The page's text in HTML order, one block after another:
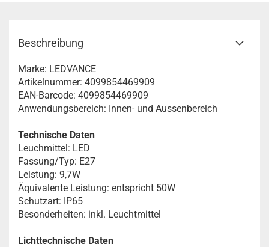
Beschreibung
Marke: LEDVANCE
Artikelnummer: 4099854469909
EAN-Barcode: 4099854469909
Anwendungsbereich: Innen- und Aussenbereich
Technische Daten
Leuchmittel: LED
Fassung/Typ: E27
Leistung: 9,7W
Äquivalente Leistung: entspricht 50W
Schutzart: IP65
Besonderheiten: inkl. Leuchtmittel
Lichttechnische Daten